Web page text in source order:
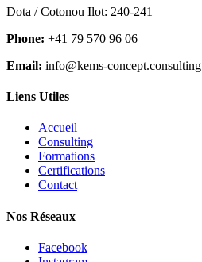
Dota / Cotonou Ilot: 240-241
Phone: +41 79 570 96 06
Email: info@kems-concept.consulting
Liens Utiles
Accueil
Consulting
Formations
Certifications
Contact
Nos Réseaux
Facebook